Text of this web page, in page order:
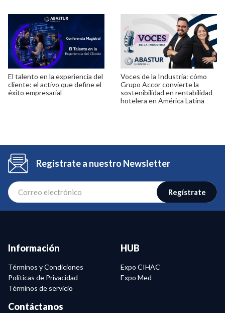
El talento en la experiencia del
cliente: el activo que define el
éxito empresarial
Voces de la Industria: cómo
Grupo Accor convierte la
sostenibilidad en rentabilidad
hotelera en América Latina
Regístrate a nuestro Newsletter
Regístrate
Información
Términos y Condiciones
Politicas de Privacidad
Términos de servicio
HUB
Expo CIHAC
Expo Med
Contáctanos